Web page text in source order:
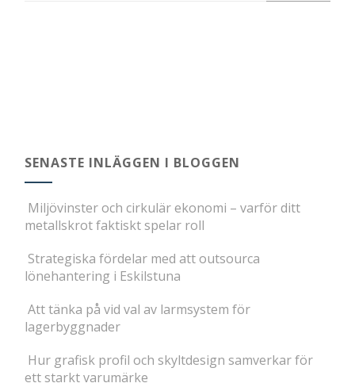
SENASTE INLÄGGEN I BLOGGEN
Miljövinster och cirkulär ekonomi – varför ditt
metallskrot faktiskt spelar roll
Strategiska fördelar med att outsourca
lönehantering i Eskilstuna
Att tänka på vid val av larmsystem för
lagerbyggnader
Hur grafisk profil och skyltdesign samverkar för
ett starkt varumärke